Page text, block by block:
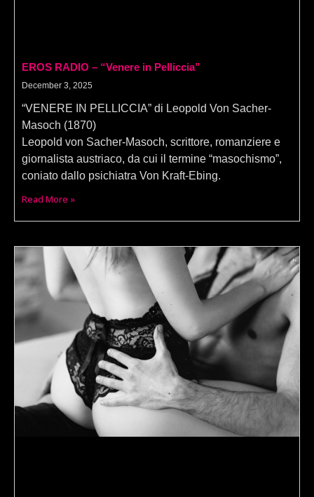
EROS RADIO – “Venere in Pelliccia”
December 3, 2025
“VENERE IN PELLICCIA” di Leopold Von Sacher-
Masoch (1870)
Leopold von Sacher-Masoch, scrittore, romanziere e
giornalista austriaco, da cui il termine “masochismo”,
coniato dallo psichiatra Von Kraft-Ebing.
Read More »